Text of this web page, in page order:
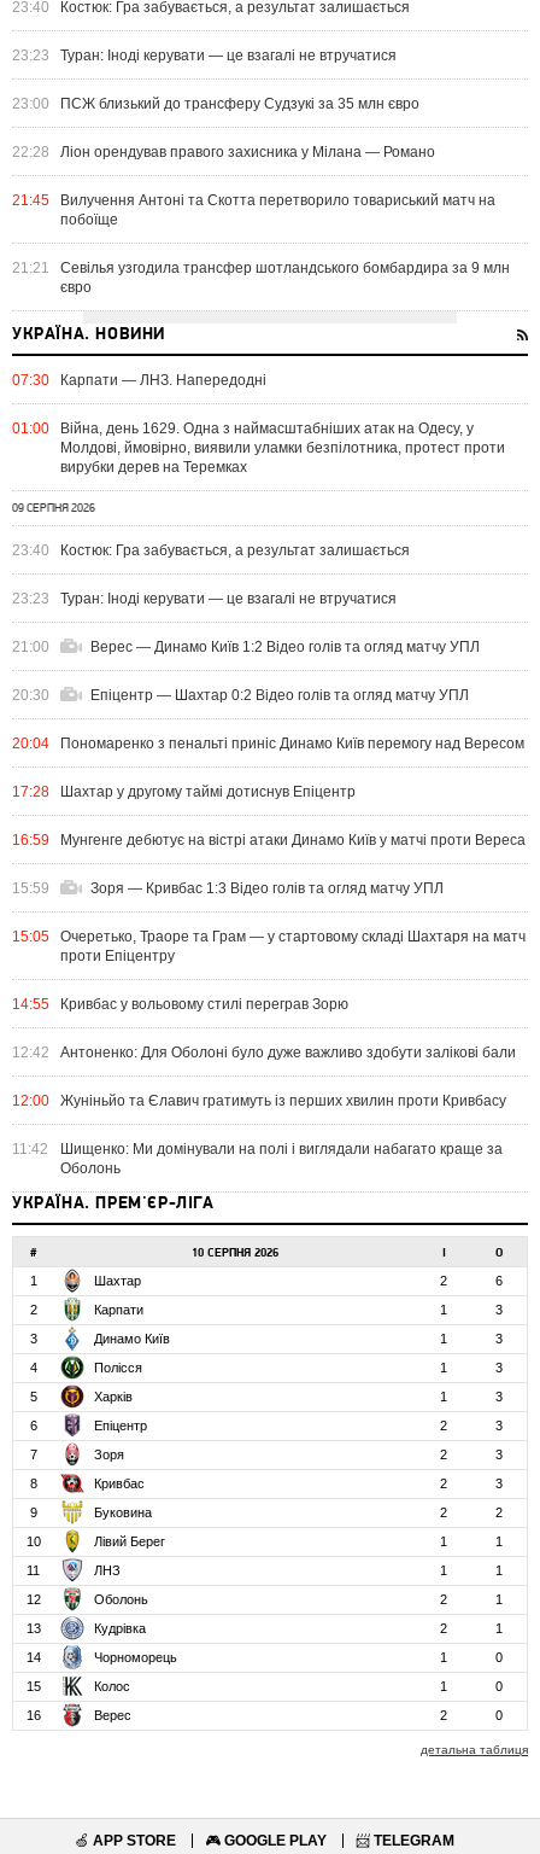
23:40 Костюк: Гра забувається, а результат залишається
23:23 Туран: Іноді керувати — це взагалі не втручатися
23:00 ПСЖ близький до трансферу Судзукі за 35 млн євро
22:28 Ліон орендував правого захисника у Мілана — Романо
21:45
Вилучення Антоні та Скотта перетворило товариський матч на
побоїще
21:21
Севілья узгодила трансфер шотландського бомбардира за 9 млн
євро
УКРАЇНА. НОВИНИ
07:30 Карпати — ЛНЗ. Напередодні
01:00
Війна, день 1629. Одна з наймасштабніших атак на Одесу, у
Молдові, ймовірно, виявили уламки безпілотника, протест проти
вирубки дерев на Теремках
09 СЕРПНЯ 2026
23:40 Костюк: Гра забувається, а результат залишається
23:23 Туран: Іноді керувати — це взагалі не втручатися
21:00 Верес — Динамо Київ 1:2 Відео голів та огляд матчу УПЛ
20:30 Епіцентр — Шахтар 0:2 Відео голів та огляд матчу УПЛ
20:04 Пономаренко з пенальті приніс Динамо Київ перемогу над Вересом
17:28 Шахтар у другому таймі дотиснув Епіцентр
16:59 Мунгенге дебютує на вістрі атаки Динамо Київ у матчі проти Вереса
15:59 Зоря — Кривбас 1:3 Відео голів та огляд матчу УПЛ
15:05
Очеретько, Траоре та Грам — у стартовому складі Шахтаря на матч
проти Епіцентру
14:55 Кривбас у вольовому стилі переграв Зорю
12:42 Антоненко: Для Оболоні було дуже важливо здобути залікові бали
12:00 Жуніньйо та Єлавич гратимуть із перших хвилин проти Кривбасу
11:42
Шищенко: Ми домінували на полі і виглядали набагато краще за
Оболонь
УКРАЇНА. ПРЕМ'ЄР-ЛІГА
# 10 СЕРПНЯ 2026 І О
1 Шахтар 2
6
2
Карпати 1
3
3
Динамо Київ 1
3
4
Полісся 1
3
5
Харків 1
3
6
Епіцентр 2
3
7
Зоря 2
3
8
Кривбас 2
3
9
Буковина 2
2
10
Лівий Берег 1
1
11
ЛНЗ 1
1
12
Оболонь 2
1
13
Кудрівка 2
1
14
Чорноморець 1
0
15
Колос 1
0
16
Верес 2 0
детальна таблиця
🍏 APP STORE 🎮 GOOGLE PLAY 📨 TELEGRAM